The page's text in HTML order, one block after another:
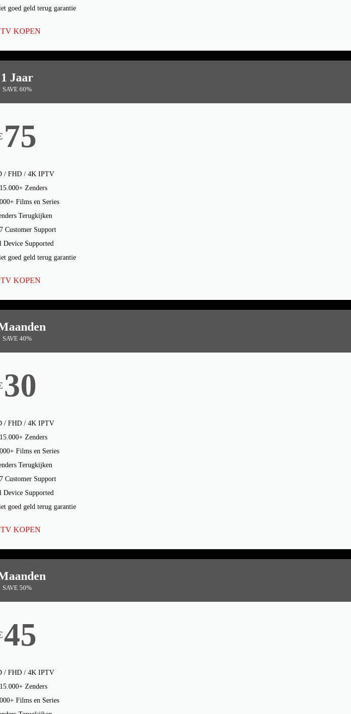
goed geld terug garantie
KOPEN
1 Jaar
SAVE 60%
75
/ FHD / 4K IPTV
15.000+ Zenders
Films en Series
Terugkijken
Customer Support
Device Supported
goed geld terug garantie
KOPEN
SAVE 40%
30
/ FHD / 4K IPTV
15.000+ Zenders
Films en Series
Terugkijken
Customer Support
Device Supported
goed geld terug garantie
KOPEN
SAVE 50%
45
/ FHD / 4K IPTV
15.000+ Zenders
Films en Series